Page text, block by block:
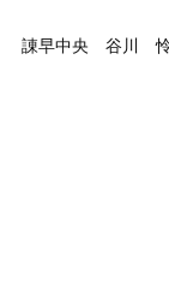
諌早中央 谷川